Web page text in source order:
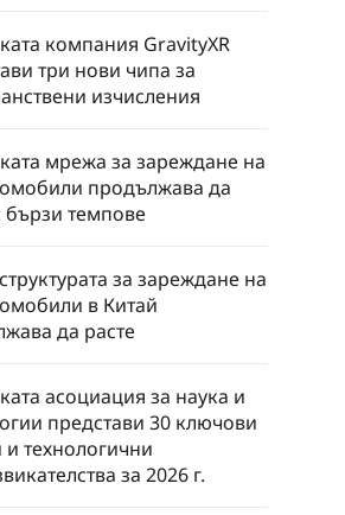
компания GravityXR
три нови чипа за
изчисления
мрежа за зареждане на
продължава да
бързи темпове
за зареждане на
в Китай
да расте
асоциация за наука и
представи 30 ключови
и технологични
за 2026 г.